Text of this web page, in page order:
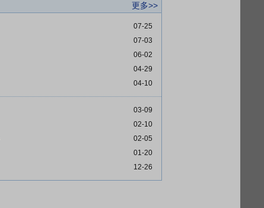
更多>>
07-25
07-03
06-02
04-29
04-10
03-09
02-10
02-05
01-20
12-26